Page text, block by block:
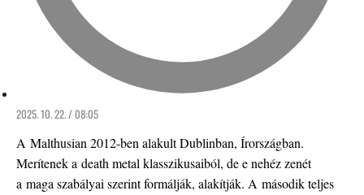
2025. 10. 22. / 08:05
A Malthusian 2012-ben alakult Dublinban, Írországban.
Merítenek a death metal klasszikusaiból, de e nehéz zenét
a maga szabályai szerint formálják, alakítják. A második teljes